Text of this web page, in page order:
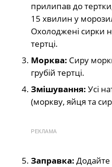
прилипав до
15 хвилин у
Охолоджені сирки
тертці.
Морква: Сиру
грубій тертці.
Змішування: Усі
(моркву, яйця та
РЕКЛАМА
Заправка: Додайте